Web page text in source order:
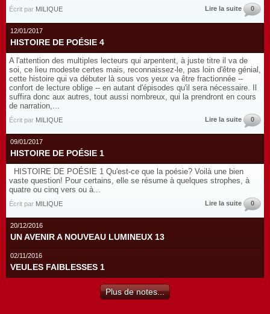
Écrit par MILIQUE Lire la suite 0
12/01/2017
HISTOIRE DE POÉSIE 4
A l'attention des multiples lecteurs qui arpentent, à juste titre il va de
soi, ce lieu modeste certes mais, reconnaissez-le, pas loin d'être génial,
cette histoire qui va débuter là sous vos yeux va être fractionnée --
confort de lecture oblige -- en autant d'épisodes qu'il sera nécessaire. Il
suffira donc aux autres, tout aussi nombreux, qui la prendront en cours
de narration,...
Écrit par MILIQUE Lire la suite 0
09/01/2017
HISTOIRE DE POÉSIE 1
HISTOIRE DE POÉSIE 1 Qu'est-ce que la poésie? Voilà une bien
vaste question! Pour certains, elle se résume à quelques strophes, à
quatre ou cinq vers ou à...
Écrit par MILIQUE Lire la suite 0
20/12/2016
UN AVENIR A NOUVEAU LUMINEUX 13
02/11/2016
VEULES FAIBLESSES 1
Plus de notes...